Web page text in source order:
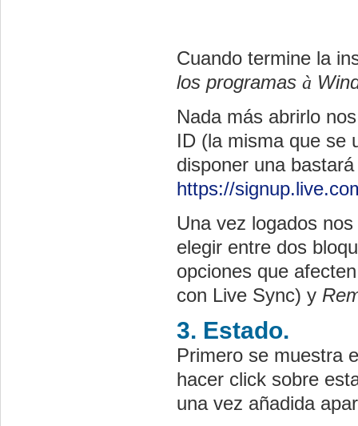
Cuando termine la
los programas à
Nada más abrirlo
ID (la misma que se
disponer una
https://
Una vez logados
elegir entre dos
opciones que
con Live Sync) y
3. Estado.
Primero se muestra
hacer click sobre
una vez añadida